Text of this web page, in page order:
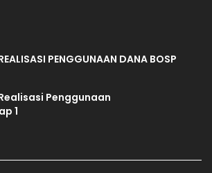
PENGGUNAAN DANA BOSP
Penggunaan
1